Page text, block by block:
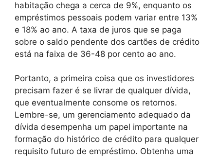
habitação chega a cerca de 9%, enquanto os
empréstimos pessoais podem variar entre 13%
e 18% ao ano. A taxa de juros que se paga
sobre o saldo pendente dos cartões de crédito
está na faixa de 36-48 por cento ao ano.
Portanto, a primeira coisa que os investidores
precisam fazer é se livrar de qualquer dívida,
que eventualmente consome os retornos.
Lembre-se, um gerenciamento adequado da
dívida desempenha um papel importante na
formação do histórico de crédito para qualquer
requisito futuro de empréstimo. Obtenha uma